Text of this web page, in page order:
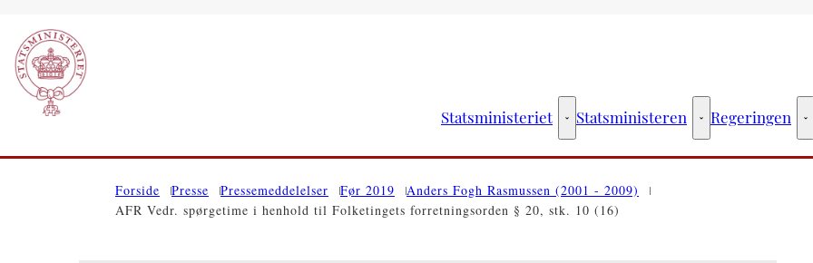
Statsministeriet Statsministeriet - Flere links
Statsministeren Statsministeren -
Regeringen
Forside Presse Pressemeddelelser Før 2019
Anders Fogh Rasmussen (2001 - 2009)
AFR Vedr. spørgetime i henhold til Folketingets forretningsorden § 20, stk. 10 (16)